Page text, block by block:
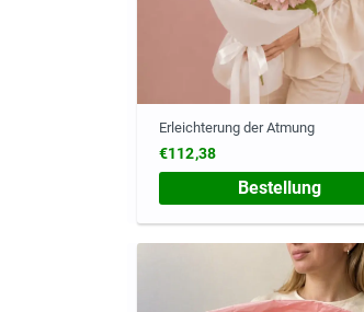
Erleichterung der Atmung
€112,38
Bestellung